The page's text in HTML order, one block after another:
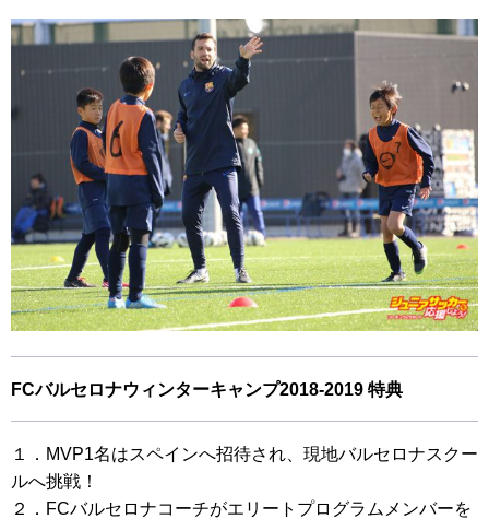
FCバルセロナウィンターキャンプ2018-2019 特典
１．MVP1名はスペインへ招待され、現地バルセロナスクー
ルへ挑戦！
２．FCバルセロナコーチがエリートプログラムメンバーを